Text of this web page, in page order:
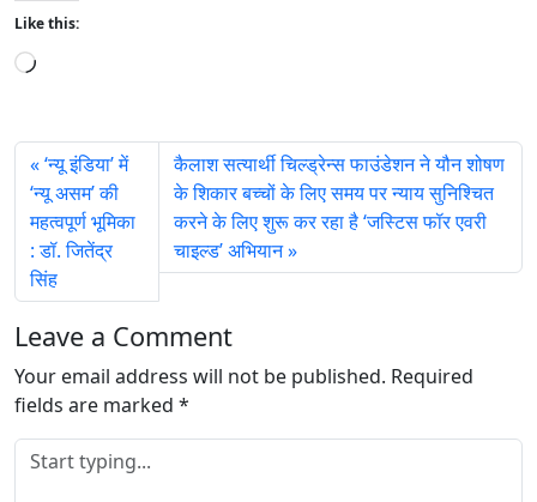
Like this:
L
d
i
n
g
…
‘न्यू इंडिया’ में
‘न्यू असम’ की
महत्वपूर्ण भूमिका
: डॉ. जितेंद्र
सिंह
कैलाश सत्यार्थी चिल्‍ड्रेन्‍स फाउंडेशन ने यौन शोषण
के शिकार बच्चों के लिए समय पर न्याय सुनिश्चित
करने के लिए शुरू कर रहा है ‘जस्टिस फॉर एवरी
चाइल्‍ड’ अभियान
Leave a Comment
Your email address will not be published. Required
fields are marked *